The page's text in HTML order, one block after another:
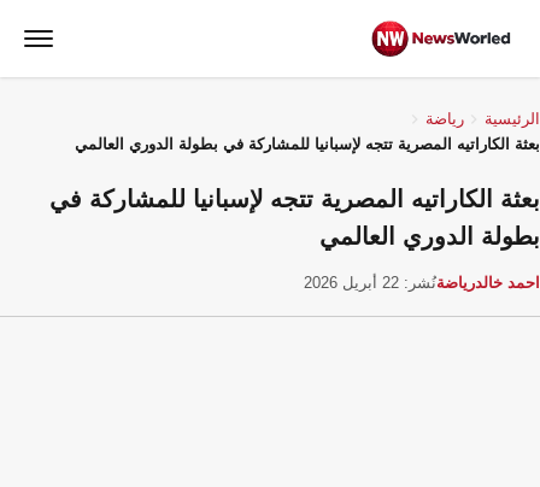
الرئيسية
رياضة
بعثة الكاراتيه المصرية تتجه لإسبانيا للمشاركة في بطولة الدوري العالمي
بعثة الكاراتيه المصرية تتجه لإسبانيا للمشاركة في
بطولة الدوري العالمي
احمد خالدرياضةنُشر: 22 أبريل 2026